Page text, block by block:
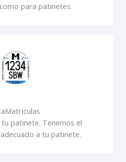
para patinetes.
patinete. Tenemos el
a tu patinete.